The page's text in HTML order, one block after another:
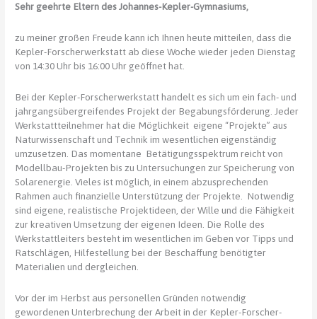
2024
Sehr geehrte Eltern des Johannes-Kepler-Gymnasiums,
zu meiner großen Freude kann ich Ihnen heute mitteilen, dass die
Kepler-Forscherwerkstatt ab diese Woche wieder jeden Dienstag
von 14:30 Uhr bis 16:00 Uhr geöffnet hat.
Bei der Kepler-Forscherwerkstatt handelt es sich um ein fach- und
jahrgangsübergreifendes Projekt der Begabungsförderung. Jeder
Werkstattteilnehmer hat die Möglichkeit eigene “Projekte” aus
Naturwissenschaft und Technik im wesentlichen eigenständig
umzusetzen. Das momentane Betätigungsspektrum reicht von
Modellbau-Projekten bis zu Untersuchungen zur Speicherung von
Solarenergie. Vieles ist möglich, in einem abzusprechenden
Rahmen auch finanzielle Unterstützung der Projekte. Notwendig
sind eigene, realistische Projektideen, der Wille und die Fähigkeit
zur kreativen Umsetzung der eigenen Ideen. Die Rolle des
Werkstattleiters besteht im wesentlichen im Geben vor Tipps und
Ratschlägen, Hilfestellung bei der Beschaffung benötigter
Materialien und dergleichen.
Vor der im Herbst aus personellen Gründen notwendig
gewordenen Unterbrechung der Arbeit in der Kepler-Forscher-